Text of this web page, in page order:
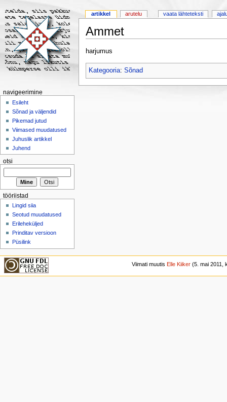
Ammet
harjumus
Kategooria: Sõnad
artikkel arutelu vaata lähteteksti
navigeerimine
Esileht
Sõnad ja väljendid
Pikemad jutud
Viimased muudatused
Juhuslik artikkel
Juhend
otsi
tööriistad
Lingid siia
Seotud muudatused
Erileheküljed
Prinditav versioon
Püsilink
Viimati muutis Elle Kiiker(5. mai 2011,